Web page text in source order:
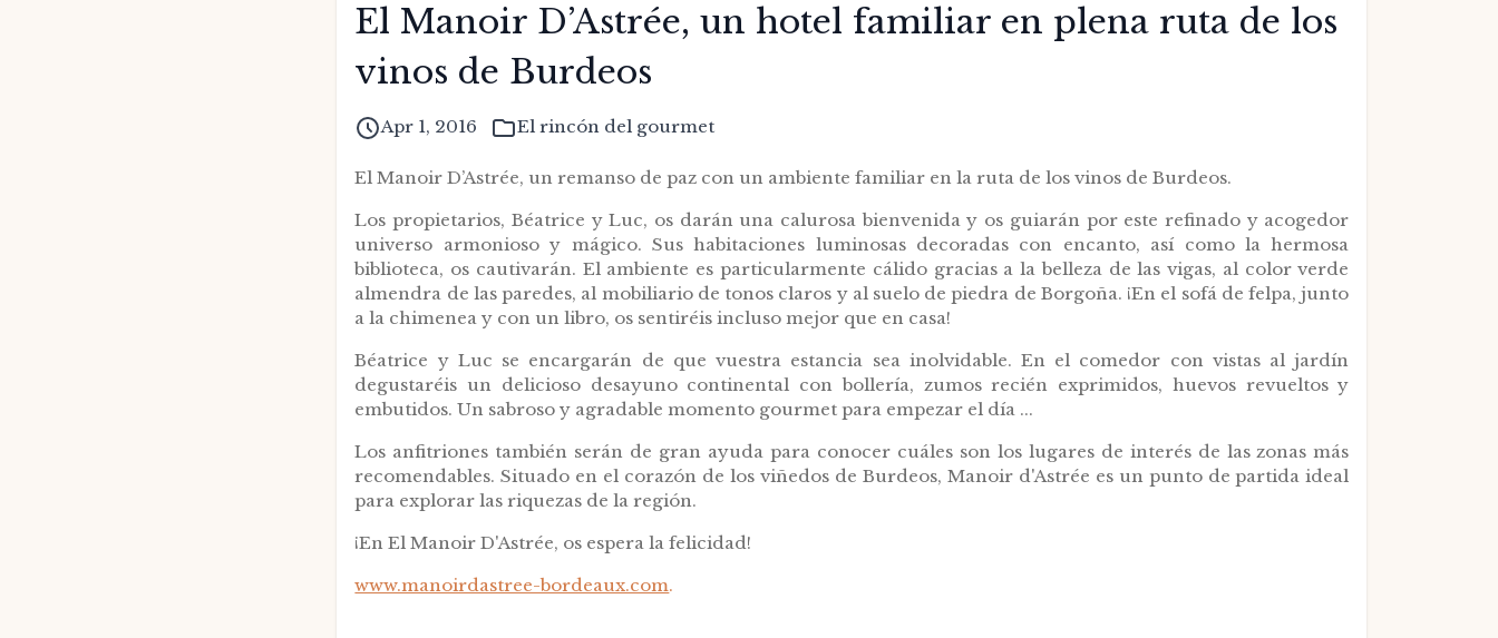
El Manoir D’Astrée, un hotel familiar en plena ruta de los
vinos de Burdeos
Apr 1, 2016 El rincón del gourmet
El Manoir D’Astrée, un remanso de paz con un ambiente familiar en la ruta de los vinos de Burdeos.
Los propietarios, Béatrice y Luc, os darán una calurosa bienvenida y os guiarán por este refinado y acogedor
universo armonioso y mágico. Sus habitaciones luminosas decoradas con encanto, así como la hermosa
biblioteca, os cautivarán. El ambiente es particularmente cálido gracias a la belleza de las vigas, al color verde
almendra de las paredes, al mobiliario de tonos claros y al suelo de piedra de Borgoña. ¡En el sofá de felpa, junto
a la chimenea y con un libro, os sentiréis incluso mejor que en casa!
Béatrice y Luc se encargarán de que vuestra estancia sea inolvidable. En el comedor con vistas al jardín
degustaréis un delicioso desayuno continental con bollería, zumos recién exprimidos, huevos revueltos y
embutidos. Un sabroso y agradable momento gourmet para empezar el día ...
Los anfitriones también serán de gran ayuda para conocer cuáles son los lugares de interés de las zonas más
recomendables. Situado en el corazón de los viñedos de Burdeos, Manoir d'Astrée es un punto de partida ideal
para explorar las riquezas de la región.
¡En El Manoir D'Astrée, os espera la felicidad!
www.manoirdastree-bordeaux.com.